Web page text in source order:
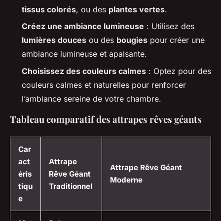
tissus colorés, ou des plantes vertes.
Créez une ambiance lumineuse : Utilisez des
lumières douces ou des bougies pour créer une
ambiance lumineuse et apaisante.
Choisissez des couleurs calmes : Optez pour des
couleurs calmes et naturelles pour renforcer
l’ambiance sereine de votre chambre.
Tableau comparatif des attrapes rêves géants
Car
act
éris
tiqu
e
Attrape
Rêve Géant
Traditionnel
Attrape Rêve Géant
Moderne